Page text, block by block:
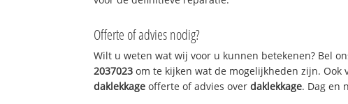
Offerte of advies nodig?
Wilt u weten wat wij voor u kunnen betekenen? Bel
2037023 om te kijken wat de mogelijkheden zijn. Ook
daklekkage offerte of advies overdaklekkage. Dag en